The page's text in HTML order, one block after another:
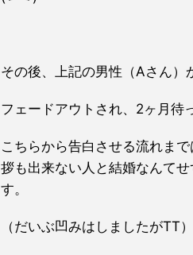
その後、上記の男性（Aさん）
フェードアウトされ、2ヶ月
こちらから告白させる流れま
拶も出来ない人と結婚なんて
す。
（だいぶ凹みはしましたがTT）